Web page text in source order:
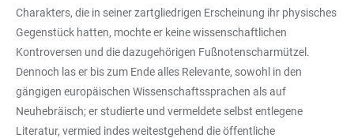
Charakters, die in seiner zartgliedrigen Erscheinung ihr physisches
Gegenstück hatten, mochte er keine wissenschaftlichen
Kontroversen und die dazugehörigen Fußnotenscharmützel.
Dennoch las er bis zum Ende alles Relevante, sowohl in den
gängigen europäischen Wissenschaftssprachen als auf
Neuhebräisch; er studierte und vermeldete selbst entlegene
Literatur, vermied indes weitestgehend die öffentliche